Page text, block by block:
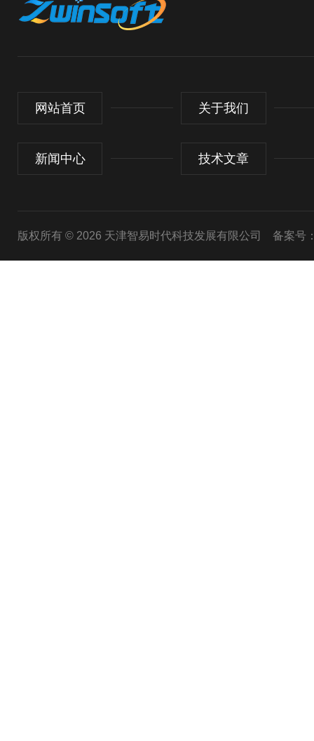
网站首页 关于我们
新闻中心 技术文章
版权所有 © 2026 天津智易时代科技发展有限公司 备案号